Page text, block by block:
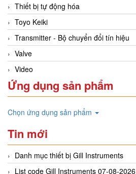
Thiết bị tự động hóa
Toyo Keiki
Transmitter - Bộ chuyển đổi tín hiệu
Valve
Video
Ứng dụng sản phẩm
Chọn ứng dụng sản phẩm
Tin mới
Danh mục thiết bị Gill Instruments
List code Gill Instruments 07-08-2026